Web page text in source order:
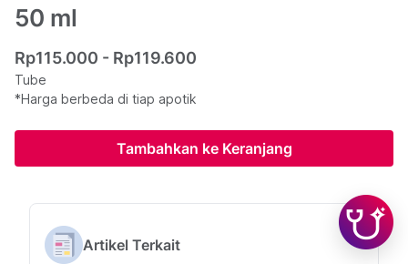
50 ml
Rp115.000 - Rp119.600
Tube
*Harga berbeda di tiap apotik
Tambahkan ke Keranjang
Artikel Terkait